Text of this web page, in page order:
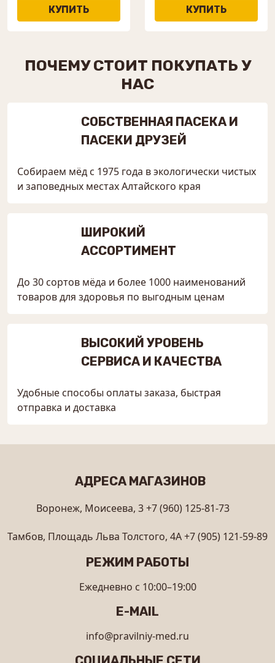
ПОЧЕМУ СТОИТ ПОКУПАТЬ У
НАС
СОБСТВЕННАЯ ПАСЕКА И
ПАСЕКИ ДРУЗЕЙ
Собираем мёд с 1975 года в экологически чистых
и заповедных местах Алтайского края
ШИРОКИЙ
АССОРТИМЕНТ
До 30 сортов мёда и более 1000 наименований
товаров для здоровья по выгодным ценам
ВЫСОКИЙ УРОВЕНЬ
СЕРВИСА И КАЧЕСТВА
Удобные способы оплаты заказа, быстрая
отправка и доставка
АДРЕСА МАГАЗИНОВ
Воронеж, Моисеева, 3+7 (960) 125-81-73
Тамбов, Площадь Льва Толстого, 4А+7 (905) 121-59-89
РЕЖИМ РАБОТЫ
Ежедневно с 10:00–19:00
E-MAIL
info@pravilniy-med.ru